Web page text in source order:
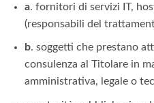
a. fornitori di servizi IT,
(responsabili del
b. soggetti che prestano
consulenza al Titolare in
amministrativa, legale o